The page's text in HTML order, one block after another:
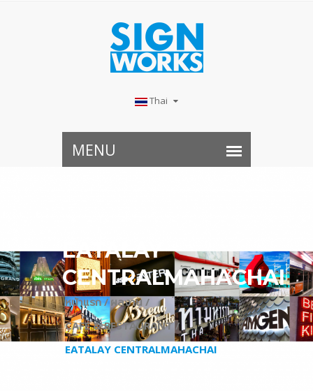
Thai
EATALAY
CENTRALMAHACHAI
หน้าแรก / ผลงาน /
CAFE & RESTAURANT /
EATALAY CENTRALMAHACHAI